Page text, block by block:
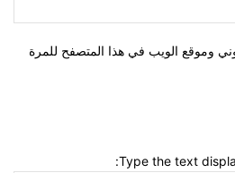
وموقع الويب في هذا المتصفح للمرة
Type the text